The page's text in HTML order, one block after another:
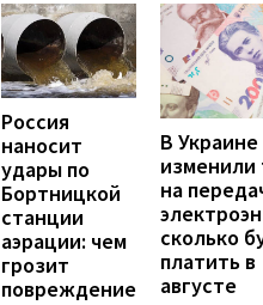
Россия
наносит
удары по
Бортницкой
станции
аэрации: чем
грозит
повреждение
В Украине
на
сколько
платить в
августе